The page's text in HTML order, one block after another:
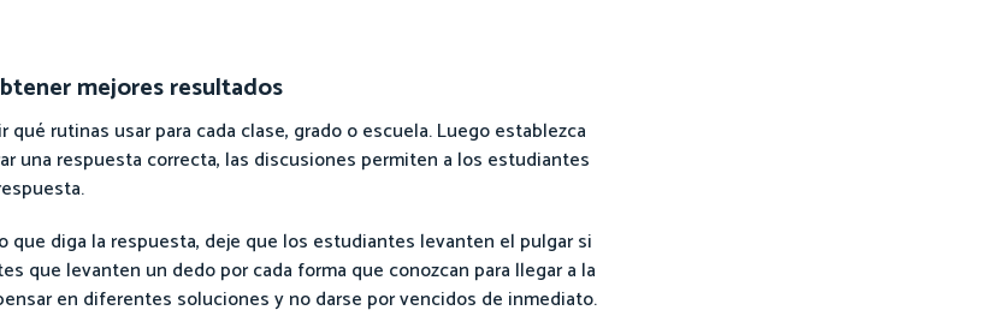
mejores resultados
rutinas usar para cada clase, grado o escuela. Luego establezca
una respuesta correcta, las discusiones permiten a los estudiantes
diga la respuesta, deje que los estudiantes levanten el pulgar si
que levanten un dedo por cada forma que conozcan para llegar a la
en diferentes soluciones y no darse por vencidos de inmediato.